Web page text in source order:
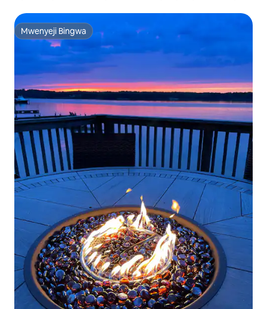
Mwenyeji Bingwa
Mwenyeji Bingwa